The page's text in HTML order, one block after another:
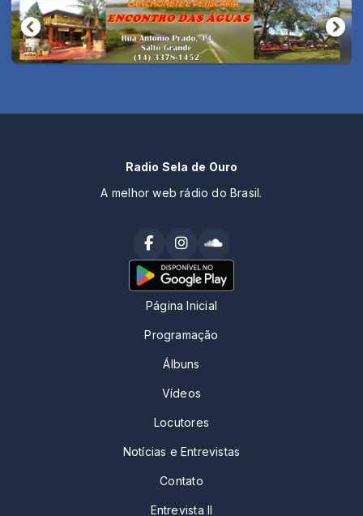
Radio Sela de Ouro
A melhor web rádio do Brasil.
Página Inicial
Programação
Álbuns
Vídeos
Locutores
Notícias e Entrevistas
Contato
Entrevista II